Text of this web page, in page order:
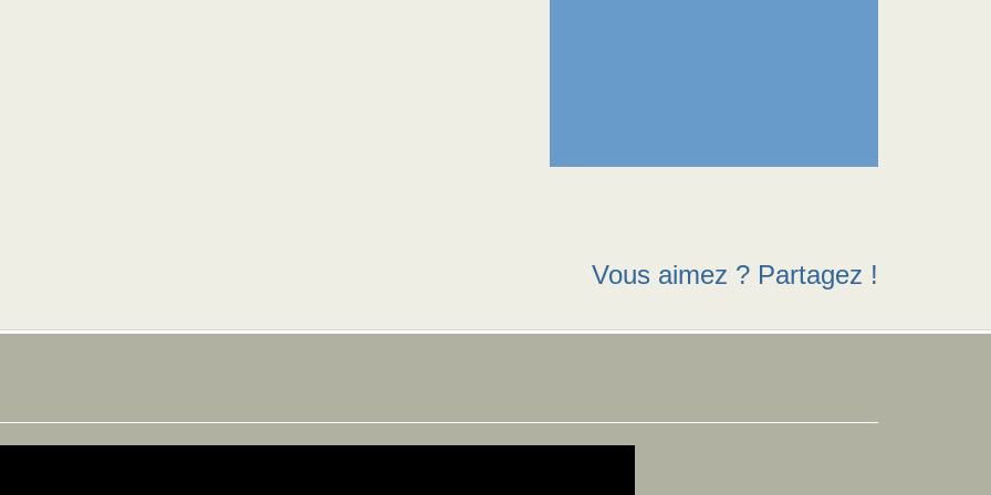
Vous aimez ? Partagez !